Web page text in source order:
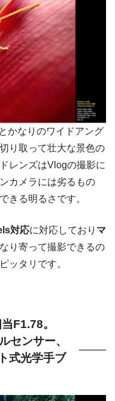
かなりのワイドアング
り取って壮大な景色の
レンズはVlogの撮影に
カメラには劣るもの
きる明るさです。
対応に対応しており マ
り寄って撮影できるの
ッタリです。
F1.78。
センサー、
式光学手ブ